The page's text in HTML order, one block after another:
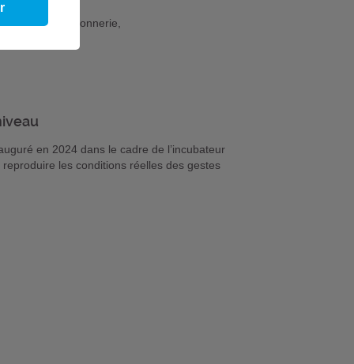
en chaudronnerie,
en 2024 dans le cadre de l’incubateur
les conditions réelles des gestes